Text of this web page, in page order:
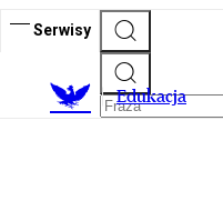
Serwisy
Edukacja